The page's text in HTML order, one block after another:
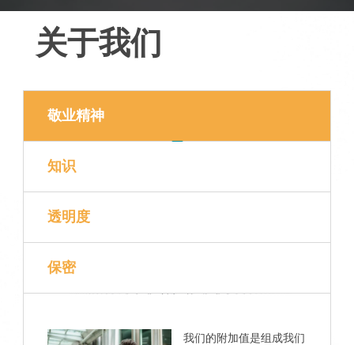
关于我们
敬业精神
知识
透明度
保密
我们的附加值是组成我们